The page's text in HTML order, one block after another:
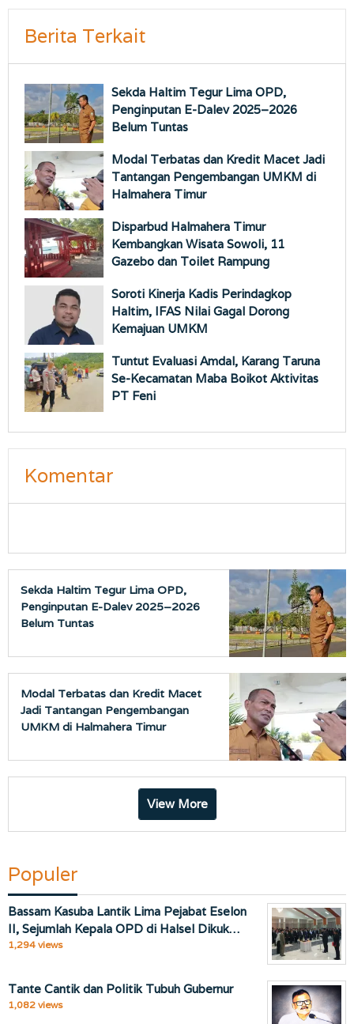
Berita Terkait
Sekda Haltim Tegur Lima OPD,
Penginputan E-Dalev 2025–2026
Belum Tuntas
Modal Terbatas dan Kredit Macet Jadi
Tantangan Pengembangan UMKM di
Halmahera Timur
Disparbud Halmahera Timur
Kembangkan Wisata Sowoli, 11
Gazebo dan Toilet Rampung
Soroti Kinerja Kadis Perindagkop
Haltim, IFAS Nilai Gagal Dorong
Kemajuan UMKM
Tuntut Evaluasi Amdal, Karang Taruna
Se-Kecamatan Maba Boikot Aktivitas
PT Feni
Komentar
Sekda Haltim Tegur Lima OPD,
Penginputan E-Dalev 2025–2026
Belum Tuntas
Modal Terbatas dan Kredit Macet
Jadi Tantangan Pengembangan
UMKM di Halmahera Timur
View More
Populer
Bassam Kasuba Lantik Lima Pejabat Eselon
II, Sejumlah Kepala OPD di Halsel Dikuk…
1,294 views
Tante Cantik dan Politik Tubuh Gubernur
1,082 views